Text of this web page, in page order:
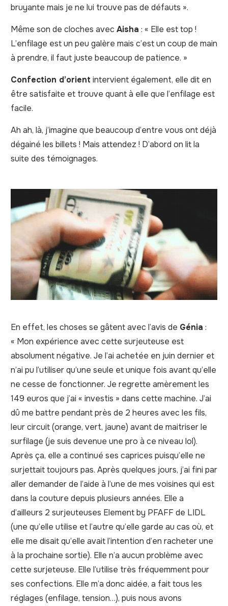
bruyante mais je ne lui trouve pas de défauts ».
Même son de cloches avec Aisha : « Elle est top !
L’enfilage est un peu galère mais c’est un coup de main
à prendre, il faut juste beaucoup de patience. »
Confection d’orient intervient également, elle dit en
être satisfaite et trouve quant à elle que l’enfilage est
facile.
Ah ah, là, j’imagine que beaucoup d’entre vous ont déjà
dégainé les billets ! Mais attendez ! D’abord on lit la
suite des témoignages.
En effet, les choses se gâtent avec l’avis de Génia :
« Mon expérience avec cette surjeuteuse est
absolument négative. Je l’ai achetée en juin dernier et
n’ai pu l’utiliser qu’une seule et unique fois avant qu’elle
ne cesse de fonctionner. Je regrette amèrement les
149 euros que j’ai « investis » dans cette machine. J’ai
dû me battre pendant près de 2 heures avec les fils,
leur circuit (orange, vert, jaune) avant de maitriser le
surfilage (je suis devenue une pro à ce niveau lol).
Après ça, elle a continué ses caprices puisqu’elle ne
surjettait toujours pas. Après quelques jours, j’ai fini par
aller demander de l’aide à l’une de mes voisines qui est
dans la couture depuis plusieurs années. Elle a
d’ailleurs 2 surjeuteuses Element by PFAFF de LIDL
(une qu’elle utilise et l’autre qu’elle garde au cas où, et
elle me disait qu’elle avait l’intention d’en racheter une
à la prochaine sortie). Elle n’a aucun problème avec
cette surjeteuse. Elle l’utilise très fréquemment pour
ses confections. Elle m’a donc aidée, a fait tous les
réglages (enfilage, tension…), puis nous avons